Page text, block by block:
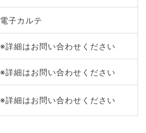
電子カルテ
※詳細はお問い合わせください
※詳細はお問い合わせください
※詳細はお問い合わせください